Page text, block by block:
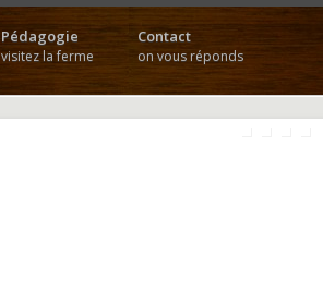
Pédagogie
visitez la ferme
Contact
on vous réponds